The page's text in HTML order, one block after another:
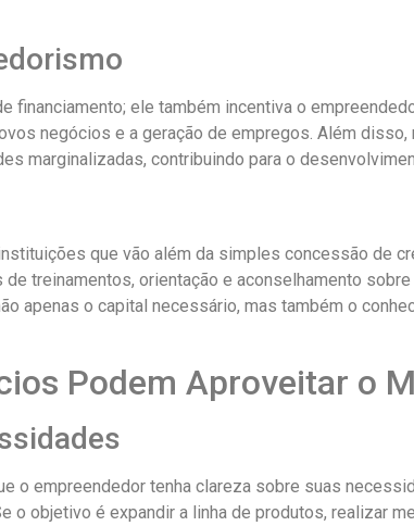
financiamento; ele também incentiva o
negócios e a geração de empregos. Além
marginalizadas, contribuindo para o
que vão além da simples concessão de
treinamentos, orientação e aconselhamento
apenas o capital necessário, mas também o
Podem Aproveitar o
o empreendedor tenha clareza sobre suas
o objetivo é expandir a linha de produtos, realizar